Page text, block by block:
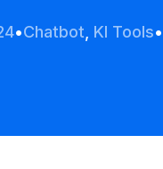
Chatbot KI Tools